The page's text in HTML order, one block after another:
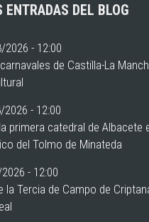
ENTRADAS DEL BLOG
2026 - 12:00
de Castilla-La
2026 - 12:00
primera catedral de Albacete
del Tolmo de Minateda
- 12:00
la Tercia de Campo de